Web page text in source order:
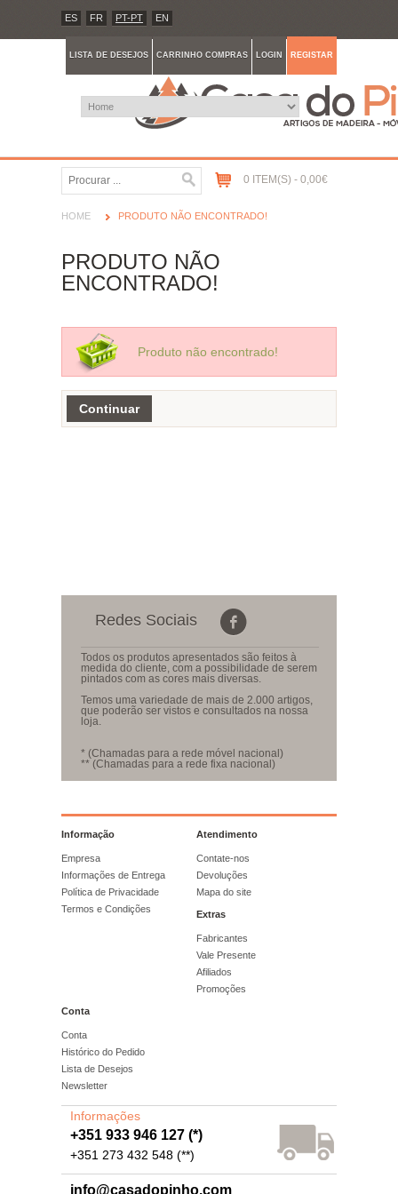
ES FR PT-PT EN
LISTA DE DESEJOS CARRINHO COMPRAS LOGIN REGISTAR
0 ITEM(S) - 0,00€
HOME PRODUTO NÃO ENCONTRADO!
PRODUTO NÃO
ENCONTRADO!
Produto não encontrado!
Continuar
Redes Sociais
Todos os produtos apresentados são feitos à
medida do cliente, com a possibilidade de serem
pintados com as cores mais diversas.
Temos uma variedade de mais de 2.000 artigos,
que poderão ser vistos e consultados na nossa
loja.
* (Chamadas para a rede móvel nacional)
** (Chamadas para a rede fixa nacional)
Informação
Empresa
Informações de Entrega
Política de Privacidade
Termos e Condições
Atendimento
Contate-nos
Devoluções
Mapa do site
Extras
Fabricantes
Vale Presente
Afiliados
Promoções
Conta
Conta
Histórico do Pedido
Lista de Desejos
Newsletter
Informações
+351 933 946 127 (*)
+351 273 432 548 (**)
info@casadopinho.com